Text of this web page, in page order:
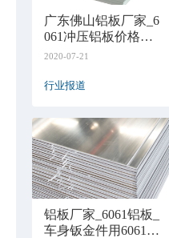
广东佛山铝板厂家_6
061冲压铝板价格多
少
2020-07-21
行业报道
铝板厂家_6061铝板_
车身钣金件用6061T6